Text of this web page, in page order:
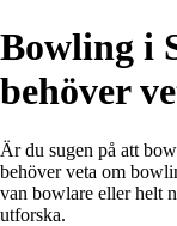
Bowling i
behöver
Är du sugen på att
behöver veta om
van bowlare eller helt
utforska.